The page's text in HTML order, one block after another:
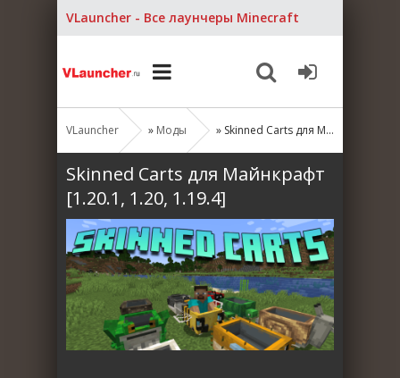
VLauncher - Все лаунчеры Minecraft
VLauncher » Моды » Skinned Carts для Майнкрафт [1.20.1, 1.20, 1.19.4]
Skinned Carts для Майнкрафт
[1.20.1, 1.20, 1.19.4]